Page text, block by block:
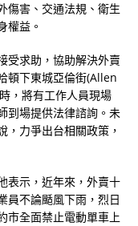
傷害、交通法規、衛生
權益。
受求助，協助解決外賣
頓下東城亞倫街(Allen
，將有工作人員現場
到場提供法律諮詢。未
，力爭出台相關政策，
表示，近年來，外賣十
員不論颳風下雨，烈日
市全面禁止電動單車上